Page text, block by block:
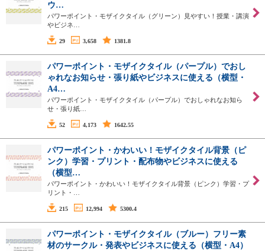
ウ…
パワーポイント・モザイクタイル（グリーン）見やすい！授業・講演
やビジネ…
29 3,658 1381.8
パワーポイント・モザイクタイル（パープル）でおし
ゃれなお知らせ・張り紙やビジネスに使える（横型・
A4…
パワーポイント・モザイクタイル（パープル）でおしゃれなお知ら
せ・張り紙…
52 4,173 1642.55
パワーポイント・かわいい！モザイクタイル背景（ピ
ンク）学習・プリント・配布物やビジネスに使える
（横型…
パワーポイント・かわいい！モザイクタイル背景（ピンク）学習・プ
リント・…
215 12,994 5300.4
パワーポイント・モザイクタイル（ブルー）フリー素
材のサークル・発表やビジネスに使える（横型・A4）